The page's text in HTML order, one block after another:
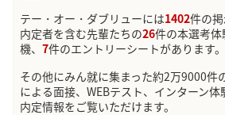
テー・オー・ダブリューには1402件の掲
内定者を含む先輩たちの26件の本選考体
機、 7件のエントリーシートがあります。
その他にみん就に集まった約2万9000件
による面接、WEBテスト、インターン
内定情報をご覧いただけます。